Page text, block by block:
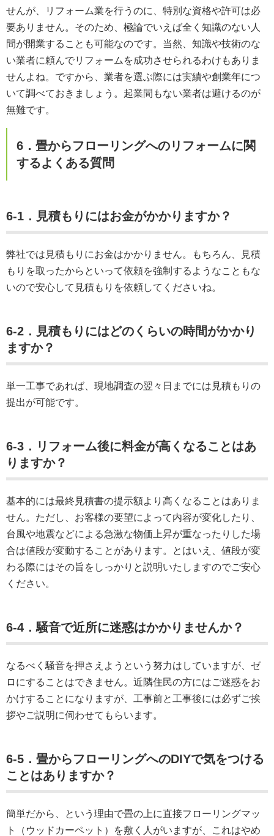
せんが、リフォーム業を行うのに、特別な資格や許可は必
要ありません。そのため、極論でいえば全く知識のない人
間が開業することも可能なのです。当然、知識や技術のな
い業者に頼んでリフォームを成功させられるわけもありま
せんよね。ですから、業者を選ぶ際には実績や創業年につ
いて調べておきましょう。起業間もない業者は避けるのが
無難です。
6．畳からフローリングへのリフォームに関
するよくある質問
6-1．見積もりにはお金がかかりますか？
弊社では見積もりにお金はかかりません。もちろん、見積
もりを取ったからといって依頼を強制するようなこともな
いので安心して見積もりを依頼してくださいね。
6-2．見積もりにはどのくらいの時間がかかり
ますか？
単一工事であれば、現地調査の翌々日までには見積もりの
提出が可能です。
6-3．リフォーム後に料金が高くなることはあ
りますか？
基本的には最終見積書の提示額より高くなることはありま
せん。ただし、お客様の要望によって内容が変化したり、
台風や地震などによる急激な物価上昇が重なったりした場
合は値段が変動することがあります。とはいえ、値段が変
わる際にはその旨をしっかりと説明いたしますのでご安心
ください。
6-4．騒音で近所に迷惑はかかりませんか？
なるべく騒音を押さえようという努力はしていますが、ゼ
ロにすることはできません。近隣住民の方にはご迷惑をお
かけすることになりますが、工事前と工事後には必ずご挨
拶やご説明に伺わせてもらいます。
6-5．畳からフローリングへのDIYで気をつける
ことはありますか？
簡単だから、という理由で畳の上に直接フローリングマッ
ト（ウッドカーペット）を敷く人がいますが、これはやめ